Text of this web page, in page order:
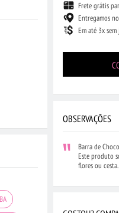
Campo Grande
Londrina
Juiz de Fora
São José do Rio Preto
Frete grátis
Entregamos
Em até 3x
OBSERVAÇÕES
Barra de
Este produto
flores ou cesta.